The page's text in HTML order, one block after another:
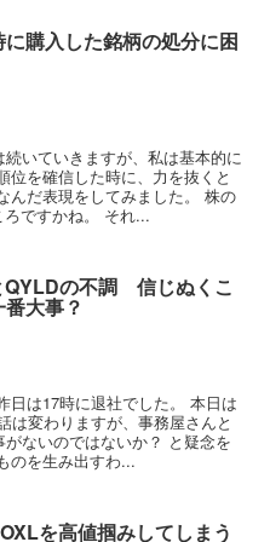
に購入した銘柄の処分に困
いていきますが、私は基本的に
を確信した時に、力を抜くと
んだ表現をしてみました。 株の
ですかね。 それ...
QYLDの不調 信じぬくこ
番大事？
日は17時に退社でした。 本日は
は変わりますが、事務屋さんと
ないのではないか？ と疑念を
のを生み出すわ...
を高値掴みしてしまう